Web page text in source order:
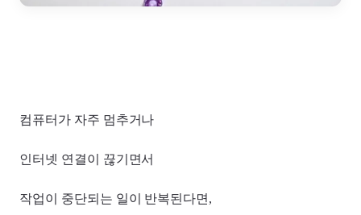
컴퓨터가 자주 멈추거나
인터넷 연결이 끊기면서
작업이 중단되는 일이 반복된다면,